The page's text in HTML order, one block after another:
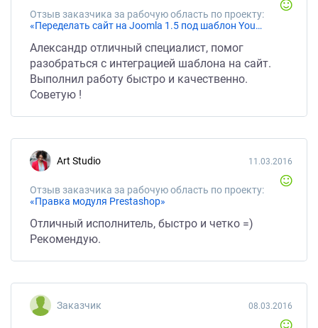
Отзыв заказчика за рабочую область по проекту:
«Переделать сайт на Joomla 1.5 под шаблон YouFact»
Александр отличный специалист, помог
разобраться с интеграцией шаблона на сайт.
Выполнил работу быстро и качественно.
Советую !
Art Studio
Отзыв заказчика за рабочую область по проекту:
«Правка модуля Prestashop»
11.03.2016
Отличный исполнитель, быстро и четко =)
Рекомендую.
Заказчик 08.03.2016